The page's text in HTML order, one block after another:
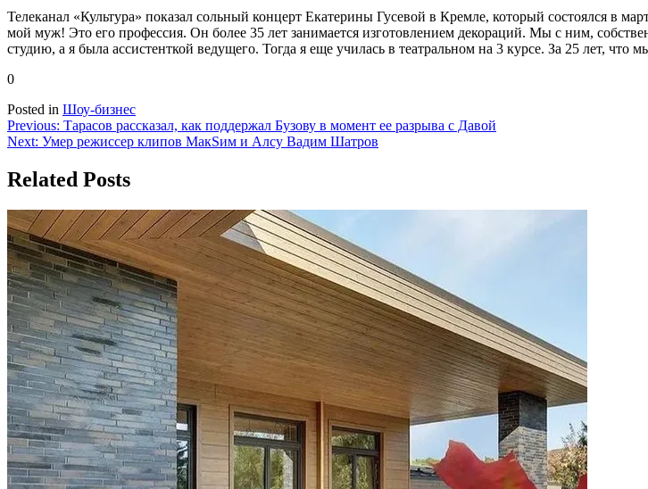
Телеканал «Культура» показал сольный концерт Екатерины Гусевой в Кремле, который состоялся в
мой муж! Это его профессия. Он более 35 лет занимается изготовлением декораций. Мы с ним,
студию, а я была ассистенткой ведущего. Тогда я еще училась в театральном на 3 курсе. За 25 лет,
0
Posted in Шоу-бизнес
Навигация
по
записям
Previous: Тарасов рассказал, как поддержал Бузову в момент ее разрыва с Давой
Next: Умер режиссер клипов МакSим и Алсу Вадим Шатров
Related Posts